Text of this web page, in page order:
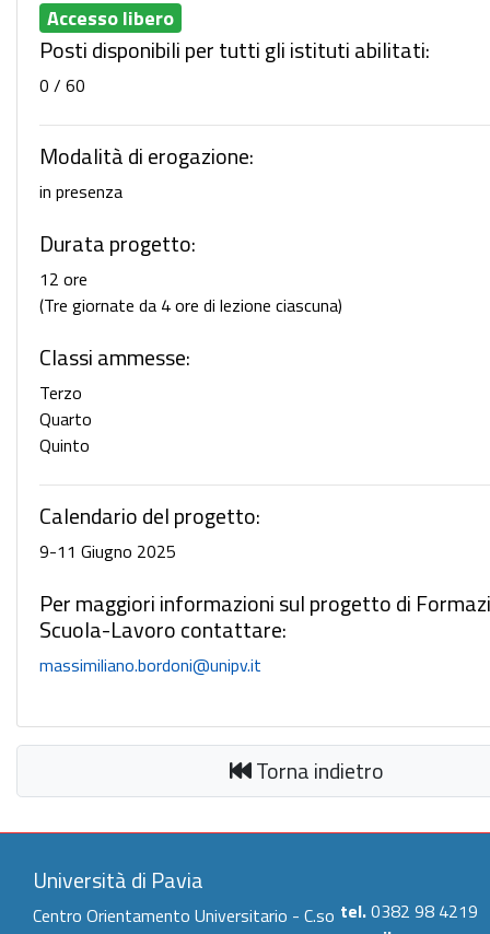
Accesso libero
Posti disponibili per tutti gli istituti abilitati:
0 / 60
Modalità di erogazione:
in presenza
Durata progetto:
12 ore
(Tre giornate da 4 ore di lezione ciascuna)
Classi ammesse:
Terzo
Quarto
Quinto
Calendario del progetto:
9-11 Giugno 2025
Per maggiori informazioni sul progetto di
Scuola-Lavoro contattare:
massimiliano.bordoni@unipv.it
Torna indietro
Università di Pavia
Centro Orientamento Universitario - C.so tel.0382 98 4219